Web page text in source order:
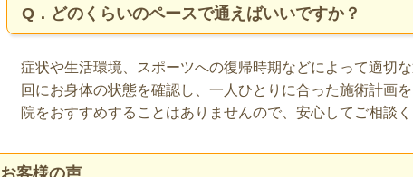
Q．どのくらいのペースで通えばいいですか？
症状や生活環境、スポーツへの復帰時期などによって適切
回にお身体の状態を確認し、一人ひとりに合った施術計画
院をおすすめすることはありませんので、安心してご相談く
お客様の声